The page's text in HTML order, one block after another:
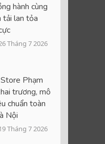
hành cùng
tải lan tỏa
Tháng 7 2026
Phạm
trương, mô
chuẩn toàn
Nội
Tháng 7 2026